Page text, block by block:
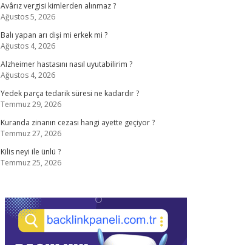
Avârız vergisi kimlerden alınmaz ?
Ağustos 5, 2026
Balı yapan arı dişi mi erkek mi ?
Ağustos 4, 2026
Alzheimer hastasını nasıl uyutabilirim ?
Ağustos 4, 2026
Yedek parça tedarik süresi ne kadardır ?
Temmuz 29, 2026
Kuranda zinanın cezası hangi ayette geçiyor ?
Temmuz 27, 2026
Kilis neyi ile ünlü ?
Temmuz 25, 2026